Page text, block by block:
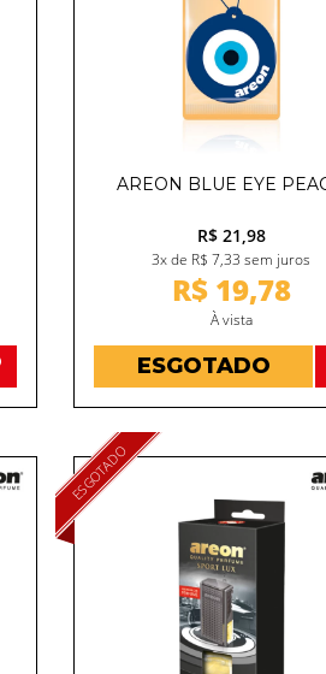
AREON BLUE EYE
R$ 21,98
3x de R$ 7,33 sem juros
R$ 19,78
À vista
ESGOTADO
ESGOTADO